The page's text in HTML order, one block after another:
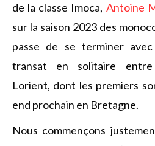
de la classe Imoca, Antoine
sur la saison 2023 des
passe de se terminer avec
transat en solitaire
Lorient, dont les premiers
end prochain en Bretagne.
Nous commençons